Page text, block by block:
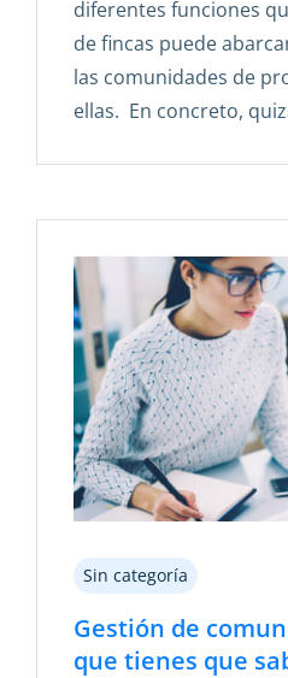
diferentes funciones
de fincas puede
las comunidades de
ellas. En concreto,
Sin categoría
Gestión de
que tienes que